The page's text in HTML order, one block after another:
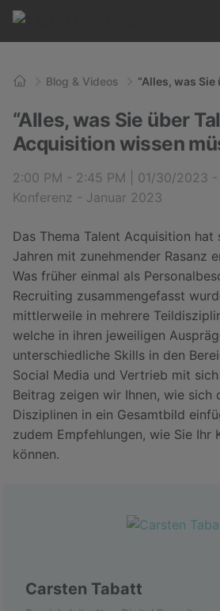
Home Blog & Videos
“Alles, was Sie über
Acquisition wissen
2:00 PM - 2:45 PM | 01/30/2023 -
Konferenz - Januar 2023
Das Thema Talent Acquisition
Jahren mit zunehmender Rasanz
Was früher einmal als
Recruiting zusammengefasst
mittlerweile in mehrere
welche in ihren jeweiligen
unterschiedliche Skills in den
Social Media und Vertrieb mit
Beitrag zeigen wir Ihnen, wie sich
Disziplinen in ein Gesamtbild
zudem Empfehlungen, wie Sie
können.
Carsten Tabatt